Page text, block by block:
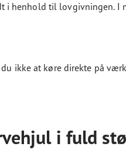
i henhold til lovgivningen. I
ikke at køre direkte på
i fuld